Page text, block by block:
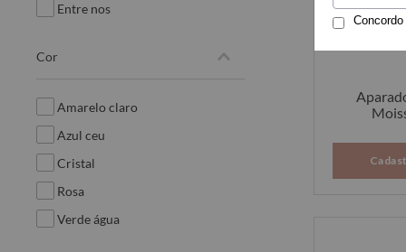
entre nos
cor
amarelo claro
azul ceu
cristal
rosa
verde água